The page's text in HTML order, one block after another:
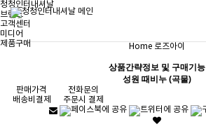
청청인터내셔날
브랜드
고객센터
미디어
제품구매
Home 로즈아이
상품간략정보 및 구매기능
성원 때비누 (곡물)
판매가격
전화문의
배송비결제
주문시 결제